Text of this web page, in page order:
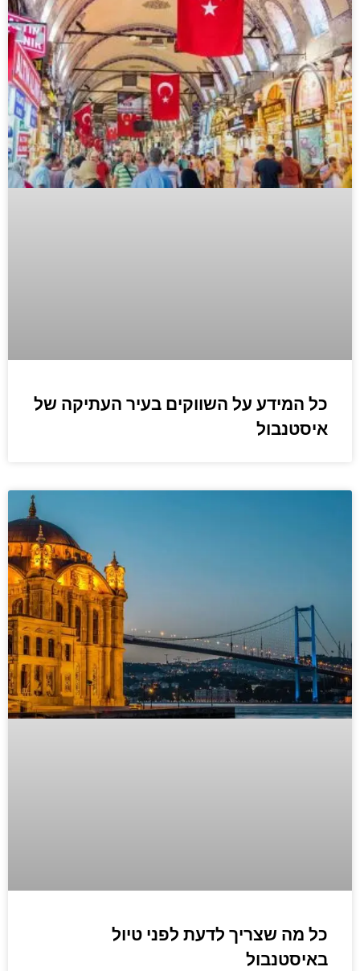
כל המידע על השווקים בעיר העתיקה של
איסטנבול
כל מה שצריך לדעת לפני טיול
באיסטנבול